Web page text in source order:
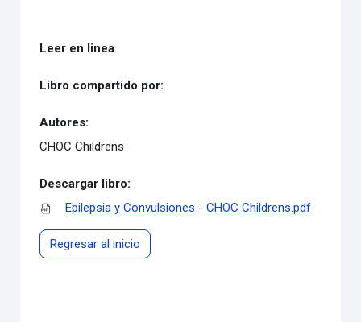
Leer en linea
Libro compartido por:
Autores:
CHOC Childrens
Descargar libro:
Epilepsia y Convulsiones - CHOC Childrens.pdf
Regresar al inicio